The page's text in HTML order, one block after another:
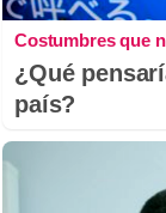
Costumbres que
¿Qué
país?